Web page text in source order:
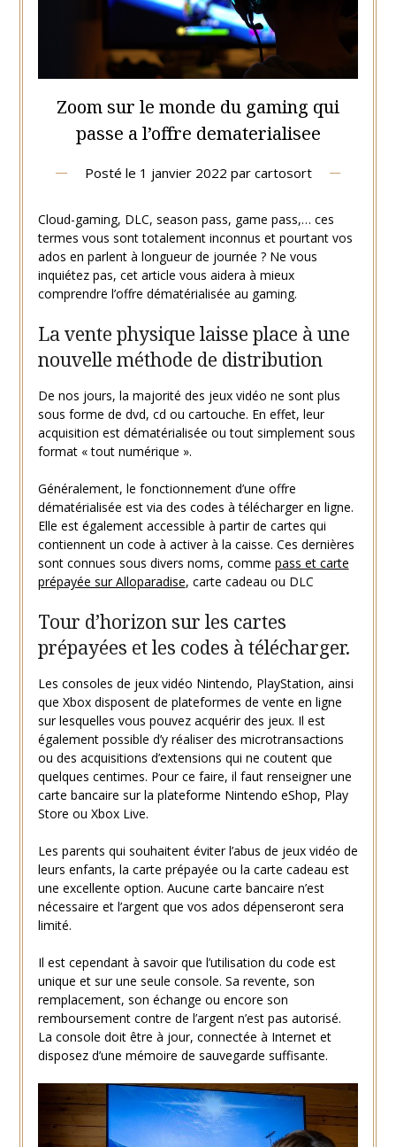
Zoom sur le monde du gaming qui
passe a l’offre dematerialisee
Posté le 1 janvier 2022 par cartosort
Cloud-gaming, DLC, season pass, game pass,… ces
termes vous sont totalement inconnus et pourtant vos
ados en parlent à longueur de journée ? Ne vous
inquiétez pas, cet article vous aidera à mieux
comprendre l’offre dématérialisée au gaming.
La vente physique laisse place à une
nouvelle méthode de distribution
De nos jours, la majorité des jeux vidéo ne sont plus
sous forme de dvd, cd ou cartouche. En effet, leur
acquisition est dématérialisée ou tout simplement sous
format « tout numérique ».
Généralement, le fonctionnement d’une offre
dématérialisée est via des codes à télécharger en ligne.
Elle est également accessible à partir de cartes qui
contiennent un code à activer à la caisse. Ces dernières
sont connues sous divers noms, comme pass et carte
prépayée sur Alloparadise, carte cadeau ou DLC
Tour d’horizon sur les cartes
prépayées et les codes à télécharger.
Les consoles de jeux vidéo Nintendo, PlayStation, ainsi
que Xbox disposent de plateformes de vente en ligne
sur lesquelles vous pouvez acquérir des jeux. Il est
également possible d’y réaliser des microtransactions
ou des acquisitions d’extensions qui ne coutent que
quelques centimes. Pour ce faire, il faut renseigner une
carte bancaire sur la plateforme Nintendo eShop, Play
Store ou Xbox Live.
Les parents qui souhaitent éviter l’abus de jeux vidéo de
leurs enfants, la carte prépayée ou la carte cadeau est
une excellente option. Aucune carte bancaire n’est
nécessaire et l’argent que vos ados dépenseront sera
limité.
Il est cependant à savoir que l’utilisation du code est
unique et sur une seule console. Sa revente, son
remplacement, son échange ou encore son
remboursement contre de l’argent n’est pas autorisé.
La console doit être à jour, connectée à Internet et
disposez d’une mémoire de sauvegarde suffisante.